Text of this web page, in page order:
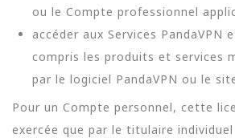
ou le Compte professionnel
accéder aux Services PandaVPN
compris les produits et services
par le logiciel PandaVPN ou le
Pour un Compte personnel, cette
exercée que par le titulaire